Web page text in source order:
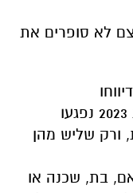
לא סופרים את
על פי נתוני שדולת הנשים, בשנת 2023 נפגעו
מאלימות, ורק שליש מהן
בת, שכנה או